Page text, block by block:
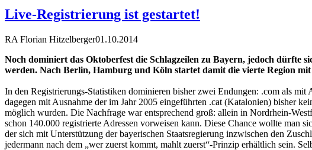
Live-Registrierung ist gestartet!
RA Florian Hitzelberger01.10.2014
Noch dominiert das Oktoberfest die Schlagzeilen zu Bayern, jedoch dürfte
werden. Nach Berlin, Hamburg und Köln startet damit die vierte Region
In den Registrierungs-Statistiken dominieren bisher zwei Endungen: .com als
dagegen mit Ausnahme der im Jahr 2005 eingeführten .cat (Katalonien) bisher
möglich wurden. Die Nachfrage war entsprechend groß: allein in Nordrhein-
schon 140.000 registrierte Adressen vorweisen kann. Diese Chance wollte man
der sich mit Unterstützung der bayerischen Staatsregierung inzwischen den
jedermann nach dem „wer zuerst kommt, mahlt zuerst“-Prinzip erhältlich sein.